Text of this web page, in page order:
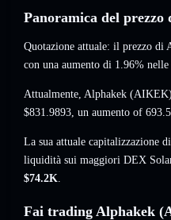
Panoramica del
Quotazione attuale: il prezzo
con una aumento di 1.96%
Attualmente, Alphakek
$831.9893, un aumento of
La sua attuale capitalizzazione
liquidità sui maggiori DEX
$74.2K.
Fai trading Alphakek